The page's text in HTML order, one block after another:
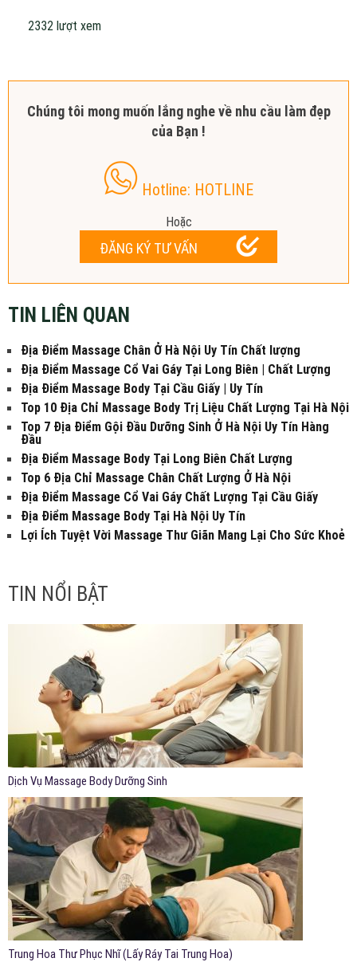
2332 lượt xem
Chúng tôi mong muốn lắng nghe về nhu cầu làm đẹp
của Bạn !
Hotline: HOTLINE
Hoặc
ĐĂNG KÝ TƯ VẤN
TIN LIÊN QUAN
Địa Điểm Massage Chân Ở Hà Nội Uy Tín Chất lượng
Địa Điểm Massage Cổ Vai Gáy Tại Long Biên | Chất Lượng
Địa Điểm Massage Body Tại Cầu Giấy | Uy Tín
Top 10 Địa Chỉ Massage Body Trị Liệu Chất Lượng Tại Hà Nội
Top 7 Địa Điểm Gội Đầu Dưỡng Sinh Ở Hà Nội Uy Tín Hàng
Đầu
Địa Điểm Massage Body Tại Long Biên Chất Lượng
Top 6 Địa Chỉ Massage Chân Chất Lượng Ở Hà Nội
Địa Điểm Massage Cổ Vai Gáy Chất Lượng Tại Cầu Giấy
Địa Điểm Massage Body Tại Hà Nội Uy Tín
Lợi Ích Tuyệt Vời Massage Thư Giãn Mang Lại Cho Sức Khoẻ
TIN NỔI BẬT
Dịch Vụ Massage Body Dưỡng Sinh
Trung Hoa Thư Phục Nhĩ (Lấy Ráy Tai Trung Hoa)